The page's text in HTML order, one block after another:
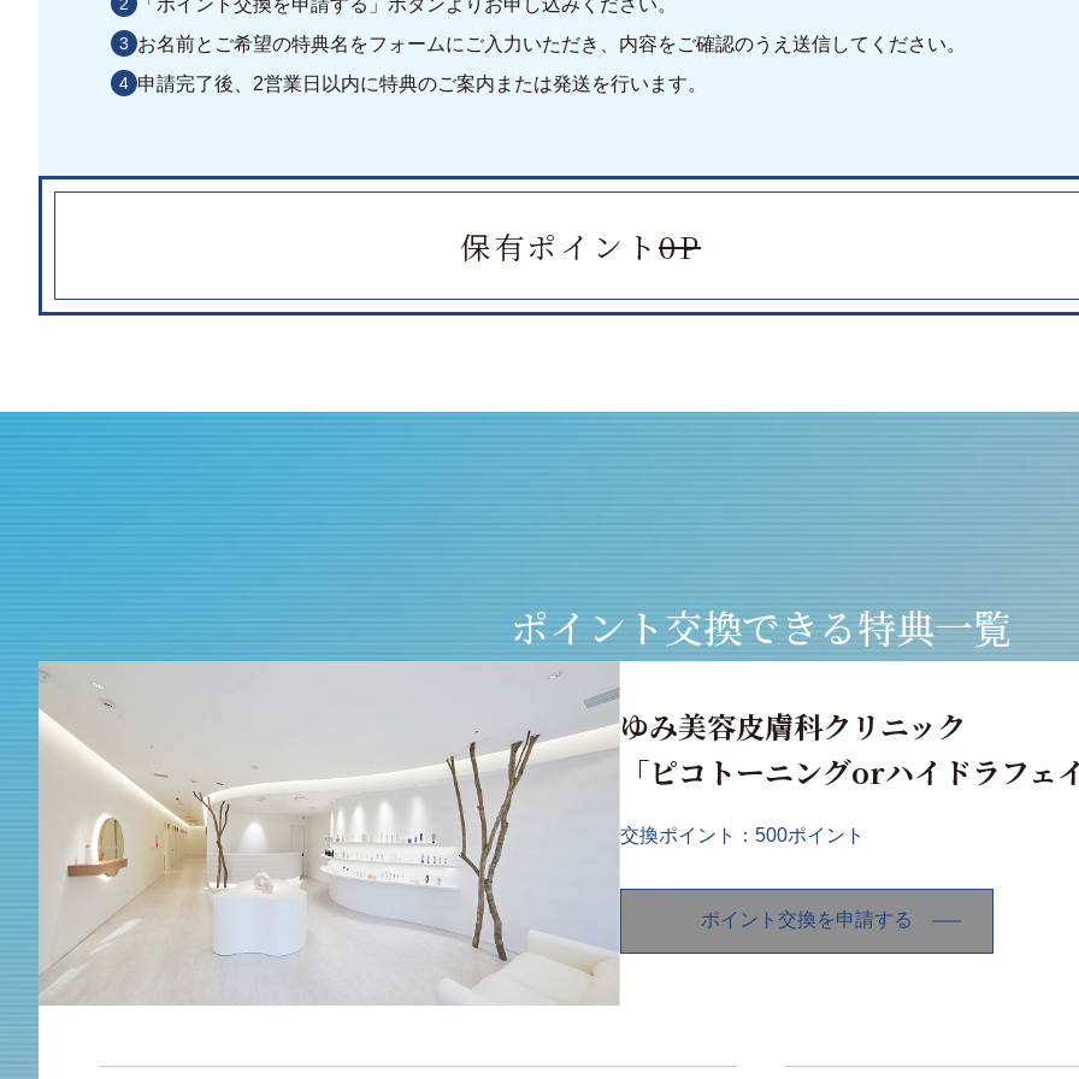
「ポイント交換を申請する」ボタンよりお申し込みください。
3 お名前とご希望の特典名をフォームにご入力いただき、内容をご確認のうえ送信してください。
4 申請完了後、2営業日以内に特典のご案内または発送を行います。
保
ン
保有ポイント0P
ポイント交換できる特典一覧
ゆみ美容皮膚科クリニック
「ピコトーニングorハイドラフェ
交換ポイント：500ポイント
ポイント交換を申請する